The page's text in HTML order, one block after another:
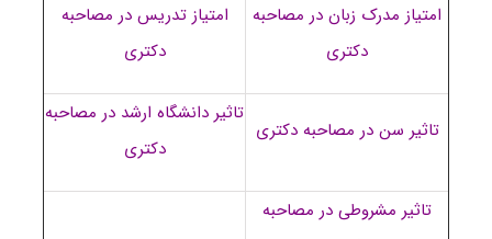
امتیاز مدرک زبان در مصاحبه
دکتری
امتیاز تدریس در مصاحبه
دکتری
تاثیر سن در مصاحبه دکتری
تاثیر دانشگاه ارشد در مصاحبه
دکتری
تاثیر مشروطی در مصاحبه